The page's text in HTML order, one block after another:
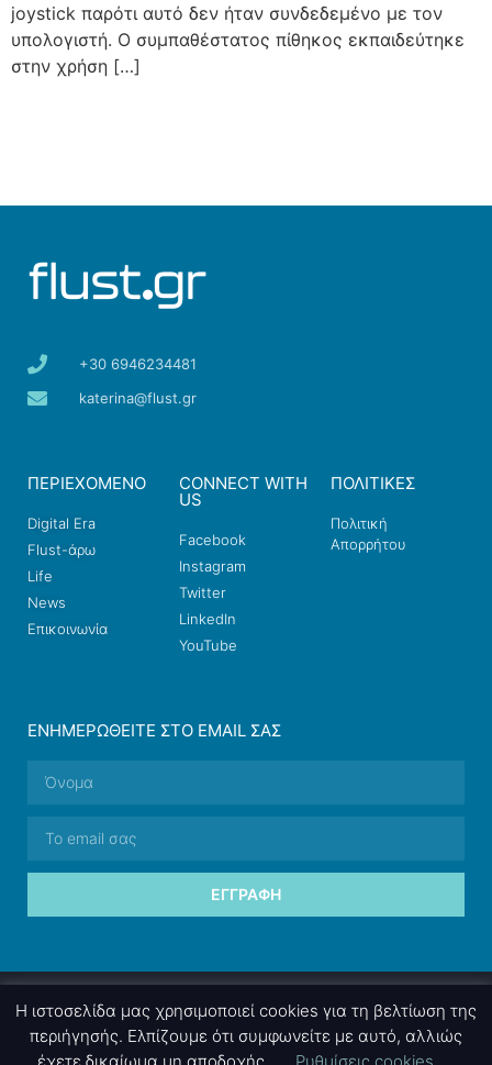
joystick παρότι αυτό δεν ήταν συνδεδεμένο με τον
υπολογιστή. Ο συμπαθέστατος πίθηκος εκπαιδεύτηκε
στην χρήση […]
+30 6946234481
katerina@flust.gr
ΠΕΡΙΕΧΟΜΕΝΟ
Digital Era
Flust-άρω
Life
News
Επικοινωνία
CONNECT WITH
US
Facebook
Instagram
Twitter
LinkedIn
YouTube
ΠΟΛΙΤΙΚΕΣ
Πολιτική
Απορρήτου
ΕΝΗΜΕΡΩΘΕΊΤΕ ΣΤΟ EMAIL ΣΑΣ
ΕΓΓΡΑΦΉ
Η ιστοσελίδα μας χρησιμοποιεί cookies για τη βελτίωση της
περιήγησής. Ελπίζουμε ότι συμφωνείτε με αυτό, αλλιώς